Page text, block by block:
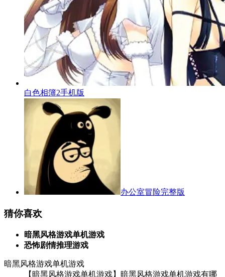
白色相簿2手机版
办公室冒险完整版
猜你喜欢
暗黑风格游戏单机游戏
恐怖剧情推理游戏
暗黑风格游戏单机游戏
【暗黑风格游戏单机游戏】暗黑风格游戏单机游戏有哪